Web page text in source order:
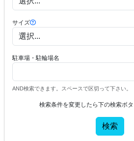
サイズ
駐車場・駐輪場名
AND検索できます。スペースで区切って下さい。
検索条件を変更したら下の検索ボ
検索